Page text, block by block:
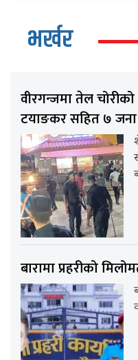
भर्खर
वीरगन्जमा तेल
टयाङकर सहित ७ जना
बारामा प्रहरीको